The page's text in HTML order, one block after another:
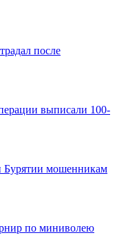
после
выписали 100-
Бурятии мошенникам
по миниволею